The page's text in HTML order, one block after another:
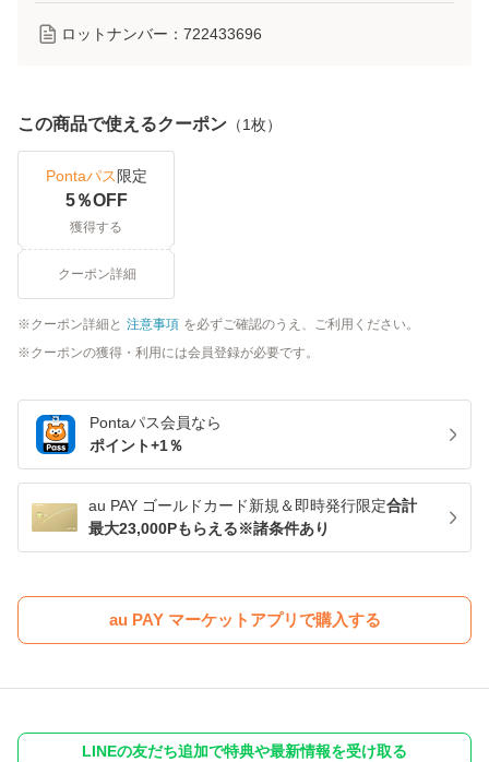
ロットナンバー： 722433696
この商品で使えるクーポン （1枚）
Pontaパス 限定
5％OFF
獲得する
クーポン詳細
クーポン詳細と 注意事項 を必ずご確認のうえ、ご利用ください。
クーポンの獲得・利用には会員登録が必要です。
Pontaパス会員なら
ポイント+1％
au PAY ゴールドカード新規＆即時発行限定合計
最大23,000Pもらえる※諸条件あり
au PAY マーケットアプリで購入する
LINEの友だち追加で特典や最新情報を受け取る